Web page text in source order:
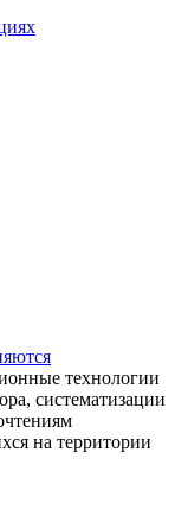
технологии
систематизации
на территории